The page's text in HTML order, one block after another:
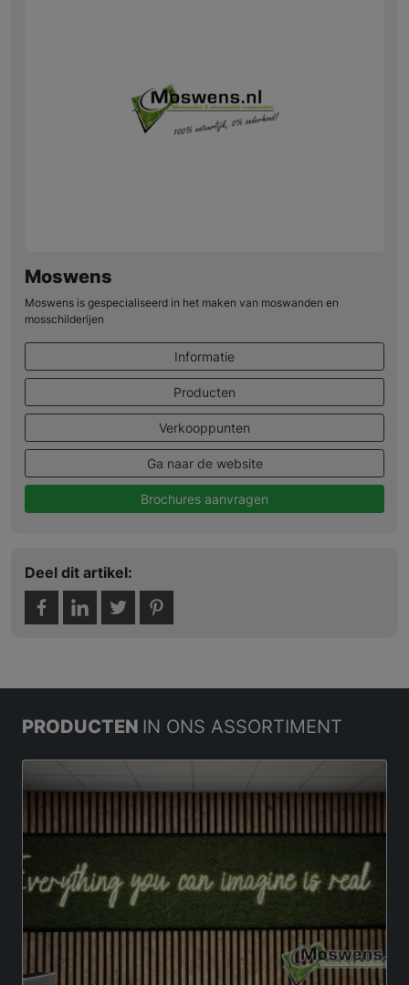
Moswens
Moswens is gespecialiseerd in het maken van moswanden en
mosschilderijen
Informatie
Producten
Verkooppunten
Ga naar de website
Brochures aanvragen
Deel dit artikel:
PRODUCTEN IN ONS ASSORTIMENT